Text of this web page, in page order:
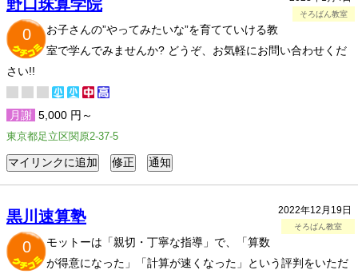
そろばん教室
野口珠算学院
0
お子さんの”やってみたいな”を育てていける教
室で学んでみませんか? どうぞ、お気軽にお問い合わせくだ
さい!!
月謝 5,000 円～
東京都足立区関原2-37-5
2022年12月19日
そろばん教室
黒川速算塾
0
モットーは「親切・丁寧な指導」で、「算数
が得意になった」「計算が速くなった」という評判をいただ